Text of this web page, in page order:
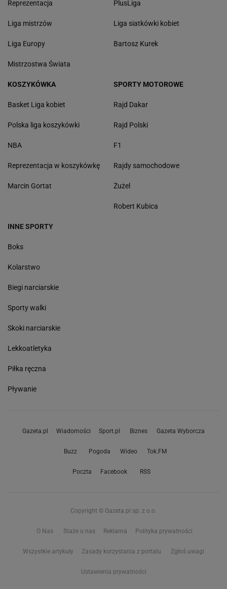
Reprezentacja
Liga mistrzów
Liga Europy
Mistrzostwa Świata
PlusLiga
Liga siatkówki kobiet
Bartosz Kurek
KOSZYKÓWKA
Basket Liga kobiet
Polska liga koszykówki
NBA
Reprezentacja w koszykówkę
Marcin Gortat
SPORTY MOTOROWE
Rajd Dakar
Rajd Polski
F1
Rajdy samochodowe
Żużel
Robert Kubica
INNE SPORTY
Boks
Kolarstwo
Biegi narciarskie
Sporty walki
Skoki narciarskie
Lekkoatletyka
Piłka ręczna
Pływanie
Gazeta.pl Wiadomości Sport.pl Biznes Gazeta Wyborcza
Buzz Pogoda Wideo Tok.FM
Poczta Facebook RSS
Copyright © Gazeta.pl sp. z o.o.
O Nas Staże u nas Reklama Polityka prywatności
Wszystkie artykuły Zasady korzystania z portalu Zgłoś uwagi
Ustawienia prywatności